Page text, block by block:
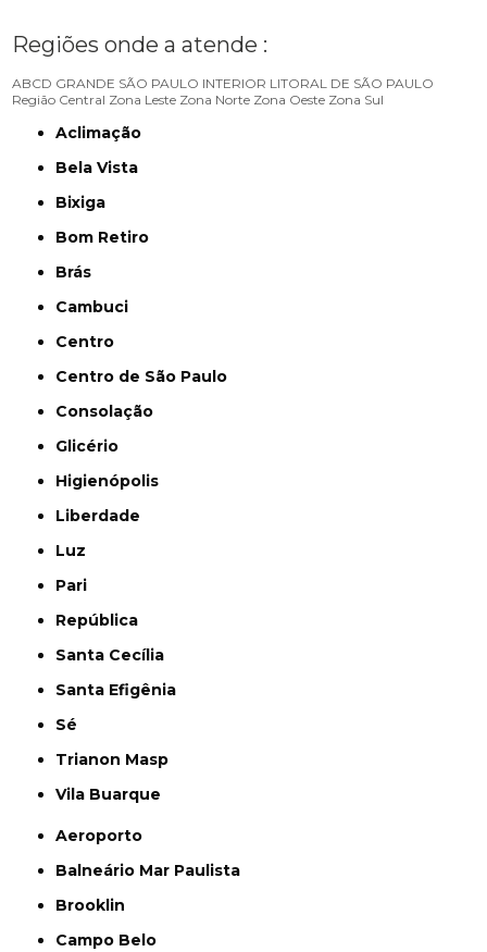
Regiões onde a atende :
ABCD GRANDE SÃO PAULO INTERIOR LITORAL DE SÃO PAULO
Região Central Zona Leste Zona Norte Zona Oeste Zona Sul
Aclimação
Bela Vista
Bixiga
Bom Retiro
Brás
Cambuci
Centro
Centro de São Paulo
Consolação
Glicério
Higienópolis
Liberdade
Luz
Pari
República
Santa Cecília
Santa Efigênia
Sé
Trianon Masp
Vila Buarque
Aeroporto
Balneário Mar Paulista
Brooklin
Campo Belo